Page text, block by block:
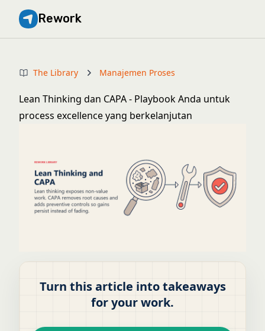
Rework
The Library Manajemen Proses
Lean Thinking dan CAPA - Playbook Anda untuk
process excellence yang berkelanjutan
Turn this article into takeaways
for your work.